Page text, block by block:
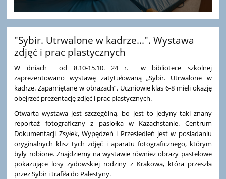
"Sybir. Utrwalone w kadrze...". Wystawa
zdjęć i prac plastycznych
W dniach od 8.10-15.10. 24 r. w bibliotece szkolnej
zaprezentowano wystawę zatytułowaną „Sybir. Utrwalone w
kadrze. Zapamiętane w obrazach”. Uczniowie klas 6-8 mieli okazję
obejrzeć prezentację zdjęć i prac plastycznych.
Otwarta wystawa jest szczególną, bo jest to jedyny taki znany
reportaż fotograficzny z pasiołka w Kazachstanie. Centrum
Dokumentacji Zsyłek, Wypędzeń i Przesiedleń jest w posiadaniu
oryginalnych klisz tych zdjęć i aparatu fotograficznego, którym
były robione. Znajdziemy na wystawie również obrazy pastelowe
pokazujące losy żydowskiej rodziny z Krakowa, która przeszła
przez Sybir i trafiła do Palestyny.